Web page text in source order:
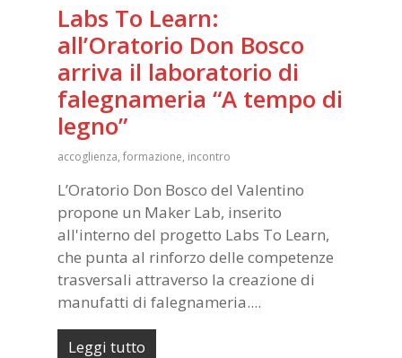
Labs To Learn:
all’Oratorio Don Bosco
arriva il laboratorio di
falegnameria “A tempo di
legno”
accoglienza, formazione, incontro
L’Oratorio Don Bosco del Valentino
propone un Maker Lab, inserito
all'interno del progetto Labs To Learn,
che punta al rinforzo delle competenze
trasversali attraverso la creazione di
manufatti di falegnameria....
Leggi tutto